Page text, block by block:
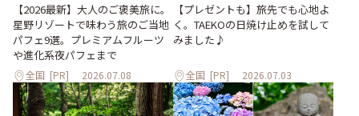
【2026最新】大人のご褒美旅に。
星野リゾートで味わう旅のご当地
パフェ9選。プレミアムフルーツ
や進化系夜パフェまで
全国 [PR] 2026.07.08
【プレゼントも】旅先でも心地よ
く。TAEKOの日焼け止めを試して
みました♪
全国 [PR] 2026.07.03